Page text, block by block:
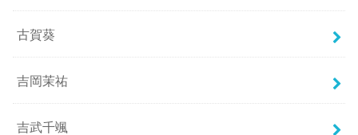
古賀葵
吉岡茉祐
吉武千颯